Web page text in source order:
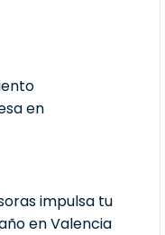
en
impulsa tu
en Valencia